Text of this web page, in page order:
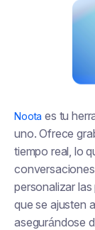
Noota es tu
uno. Ofrece
tiempo real, lo
personalizar
que se ajusten
asegurándose